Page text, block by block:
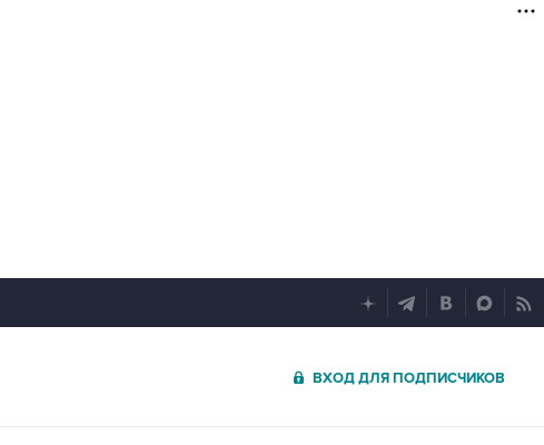
ВХОД ДЛЯ ПОДПИСЧИКОВ